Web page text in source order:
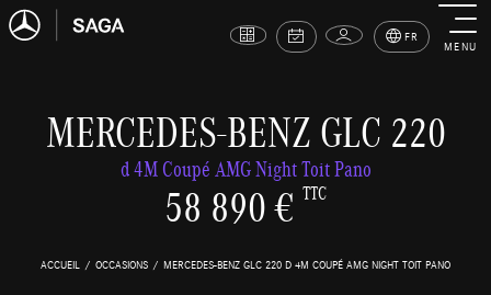
FR
MENU
MERCEDES-BENZ GLC 220
d 4M Coupé AMG Night Toit Pano
58 890 € TTC
ACCUEIL OCCASIONS MERCEDES-BENZ GLC 220 D 4M COUPÉ AMG NIGHT TOIT PANO